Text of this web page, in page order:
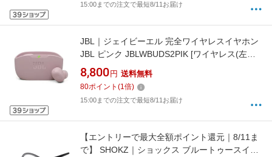
15:00までの注文で最短8/11お届け
JBL｜ジェイビーエル 完全ワイヤレスイヤホン
JBL ピンク JBLWBUDS2PIK [ワイヤレス(左右
分離) /カナル型 /ノイズキャンセリング対応
/Bluetooth対応]【rb_makerA】
8,800 円 送料無料
80ポイント (1倍)
15:00までの注文で最短8/11お届け
【エントリーで最大全額ポイント還元｜8/11ま
で】 SHOKZ｜ショックス ブルートゥースイヤ